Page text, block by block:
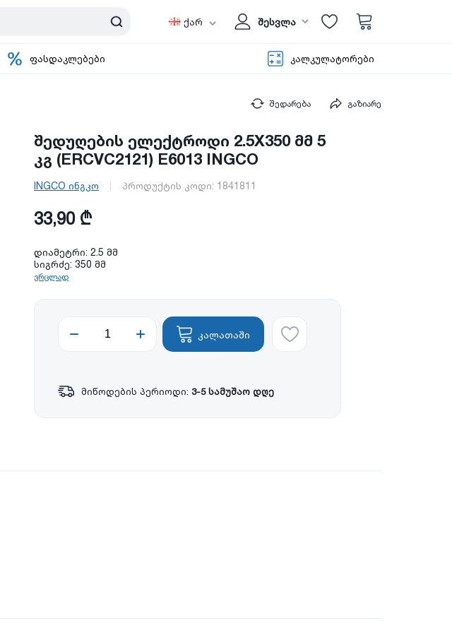
ქარ შესვლა
ფასდაკლებები კალკულატორები
შედარება გაზიარე
შედუღების ელექტროდი 2.5X350 მმ 5
კგ (ERCVC2121) E6013 INGCO
INGCO ინგკო პროდუქტის კოდი: 1841811
33,90 ₾
დიამეტრი: 2.5 მმ
სიგრძე: 350 მმ
ვრცლად
კალათაში
მიწოდების პერიოდი: 3-5 სამუშაო დღე